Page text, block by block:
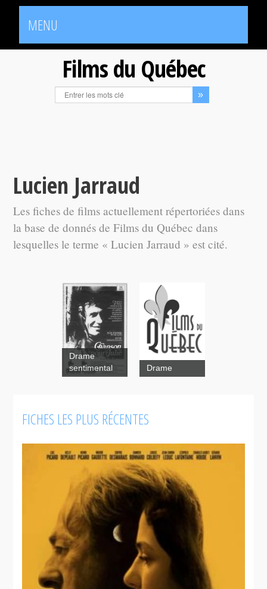
MENU
Films du Québec
Lucien Jarraud
Les fiches de films actuellement répertoriées dans
la base de donnés de Films du Québec dans
lesquelles le terme « Lucien Jarraud » est cité.
Drame
sentimental
Drame
FICHES LES PLUS RÉCENTES